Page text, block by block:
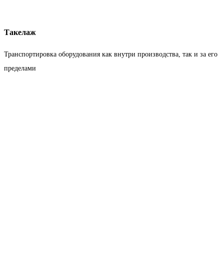
Такелаж
Транспортировка оборудования как внутри производства, так и за его
пределами